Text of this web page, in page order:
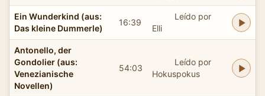
Ein Wunderkind (aus:
Das kleine Dummerle)
16:39
Leído por
Elli
Antonello, der
Gondolier (aus:
Venezianische
Novellen)
54:03
Leído por
Hokuspokus